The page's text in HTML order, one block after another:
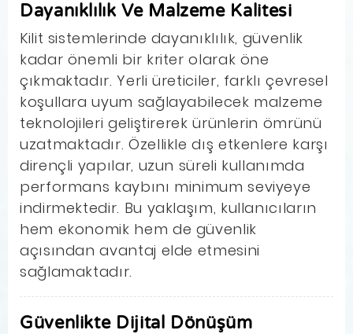
Dayanıklılık Ve Malzeme Kalitesi
Kilit sistemlerinde dayanıklılık, güvenlik
kadar önemli bir kriter olarak öne
çıkmaktadır. Yerli üreticiler, farklı çevresel
koşullara uyum sağlayabilecek malzeme
teknolojileri geliştirerek ürünlerin ömrünü
uzatmaktadır. Özellikle dış etkenlere karşı
dirençli yapılar, uzun süreli kullanımda
performans kaybını minimum seviyeye
indirmektedir. Bu yaklaşım, kullanıcıların
hem ekonomik hem de güvenlik
açısından avantaj elde etmesini
sağlamaktadır.
Güvenlikte Dijital Dönüşüm